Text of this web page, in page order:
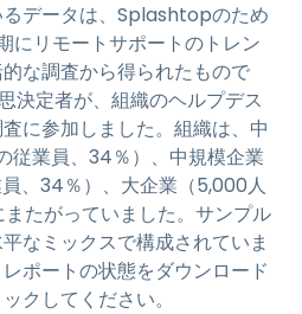
データは、Splashtopのため
にリモートサポートのトレン
な調査から得られたもので
決定者が、組織のヘルプデス
に参加しました。組織は、中
従業員、34％）、中規模企業
員、34％）、大企業（5,000人
たがっていました。サンプル
なミックスで構成されていま
ポートの状態をダウンロード
クしてください。